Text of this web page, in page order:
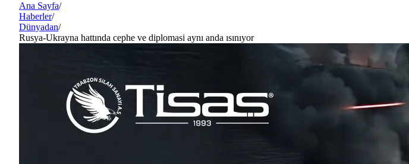
Ana Sayfa/
Haberler/
Dünyadan/
Rusya-Ukrayna hattında cephe ve diplomasi aynı anda ısınıyor